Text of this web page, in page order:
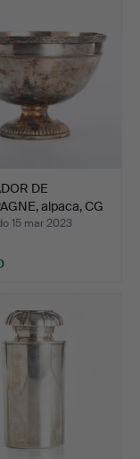
DE
alpaca, CG
15 mar 2023